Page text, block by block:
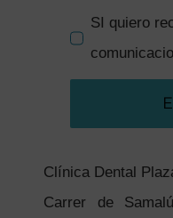
SI quiero
Clínica Dental
Carrer de